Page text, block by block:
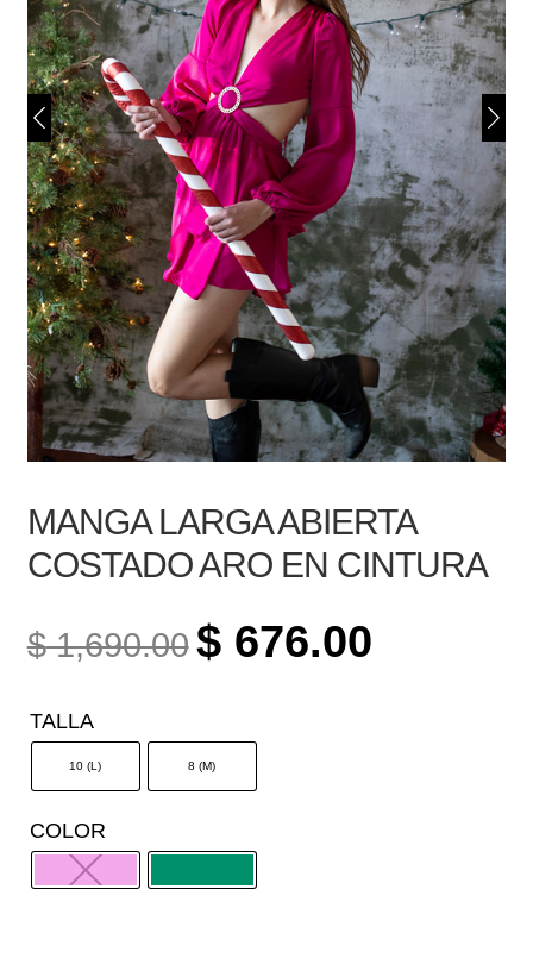
MANGA LARGA ABIERTA
COSTADO ARO EN CINTURA
$1,690.00 ORIGINAL
PRICE
$ 1,690.00.
$676.00
TALLA
10 (L) 8 (M)
COLOR